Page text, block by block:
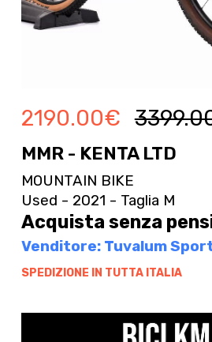
2190.00€
MMR - KENTA LTD
MOUNTAIN BIKE
Used - 2021 - Taglia M
Acquista senza
Venditore: Tuvalum
SPEDIZIONE IN TUTTA ITALIA